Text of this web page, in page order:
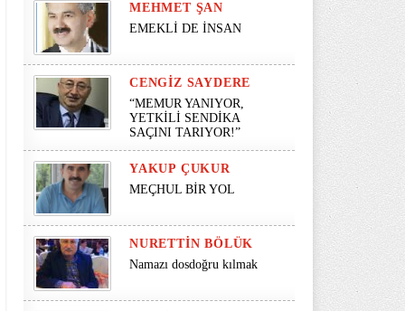
MEHMET ŞAN
EMEKLİ DE İNSAN
CENGIZ SAYDERE
“MEMUR YANIYOR,
YETKİLİ SENDİKA
SAÇINI TARIYOR!”
YAKUP ÇUKUR
MEÇHUL BİR YOL
NURETTIN BÖLÜK
Namazı dosdoğru kılmak